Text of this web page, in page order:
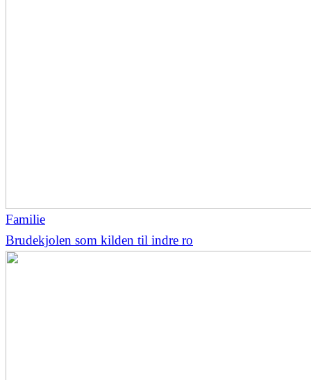
Familie
Brudekjolen som kilden til indre ro